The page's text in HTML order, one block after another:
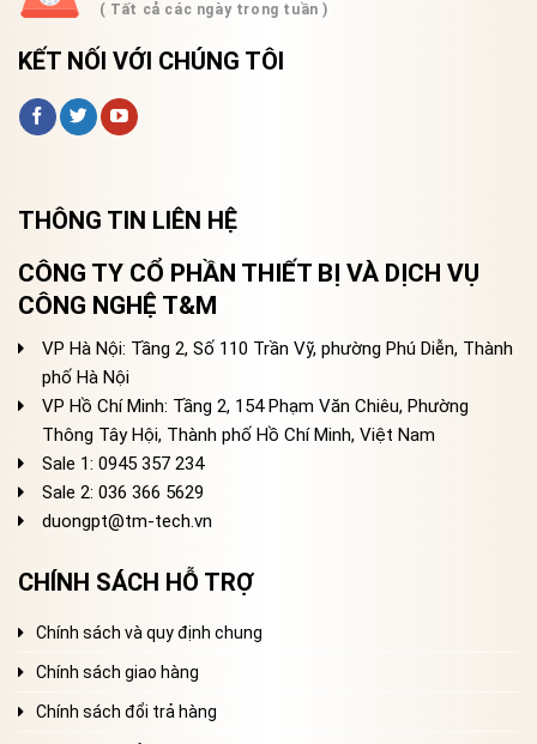
( Tất cả các ngày trong tuần )
KẾT NỐI VỚI CHÚNG TÔI
THÔNG TIN LIÊN HỆ
CÔNG TY CỔ PHẦN THIẾT BỊ VÀ DỊCH VỤ
CÔNG NGHỆ T&M
VP Hà Nội: Tầng 2, Số 110 Trần Vỹ, phường Phú Diễn, Thành
phố Hà Nội
VP Hồ Chí Minh: Tầng 2, 154 Phạm Văn Chiêu, Phường
Thông Tây Hội, Thành phố Hồ Chí Minh, Việt Nam
Sale 1: 0945 357 234
Sale 2: 036 366 5629
duongpt@tm-tech.vn
CHÍNH SÁCH HỖ TRỢ
Chính sách và quy định chung
Chính sách giao hàng
Chính sách đổi trả hàng